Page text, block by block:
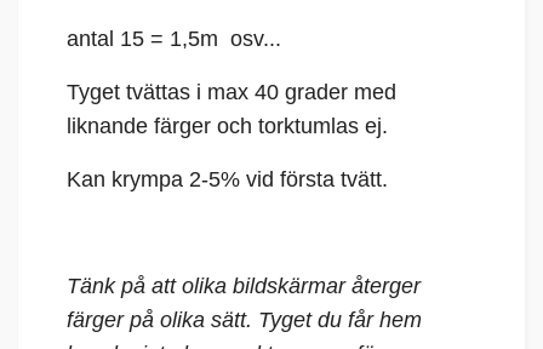
antal 15 = 1,5m osv...
Tyget tvättas i max 40 grader med
liknande färger och torktumlas ej.
Kan krympa 2-5% vid första tvätt.
Tänk på att olika bildskärmar återger
färger på olika sätt. Tyget du får hem